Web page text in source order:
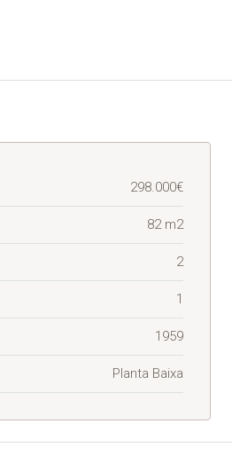
298.000€
82 m2
2
1
1959
Planta Baixa